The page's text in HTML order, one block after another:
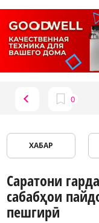
ХАБАР
Саратони
сабабҳои
пешгирӣ